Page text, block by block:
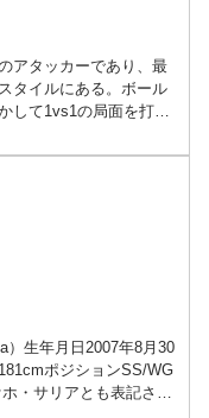
アタッカーであり、最
タイルにある。ボール
して1vs1の局面を打開
）生年月日2007年8月30
ポジションSS/WG
・サリアとも表記され